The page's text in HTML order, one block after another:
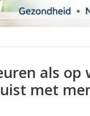
als op
met